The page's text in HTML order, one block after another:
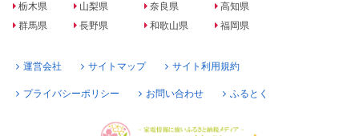
栃木県
群馬県
山梨県
長野県
奈良県
和歌山県
高知県
福岡県
運営会社 サイトマップ サイト利用規約
プライバシーポリシー お問い合わせ ふるとく